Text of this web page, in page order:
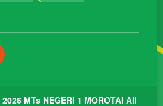
MTs NEGERI 1 MOROTAI All